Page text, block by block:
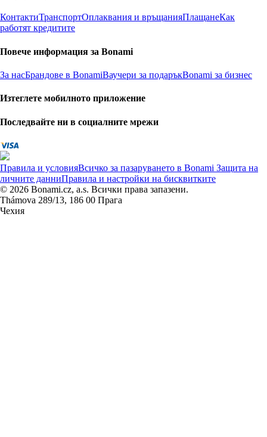
КонтактиТранспортОплаквания и връщанияПлащанеКак
работят кредитите
Повече информация за Bonami
За насБрандове в BonamiВаучери за подаръкBonami за бизнес
Изтеглете мобилното приложение
Последвайте ни в социалните мрежи
Правила и условияВсичко за пазаруването в Bonami Защита на
личните данниПравила и настройки на бисквитките
© 2026 Bonami.cz, a.s. Всички права запазени.
Thámova 289/13, 186 00 Прага
Чехия